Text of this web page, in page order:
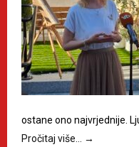
ostane ono najvrjednije.
Pročitaj više…
→